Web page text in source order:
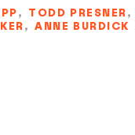
, TODD PRESNER,
, ANNE BURDICK